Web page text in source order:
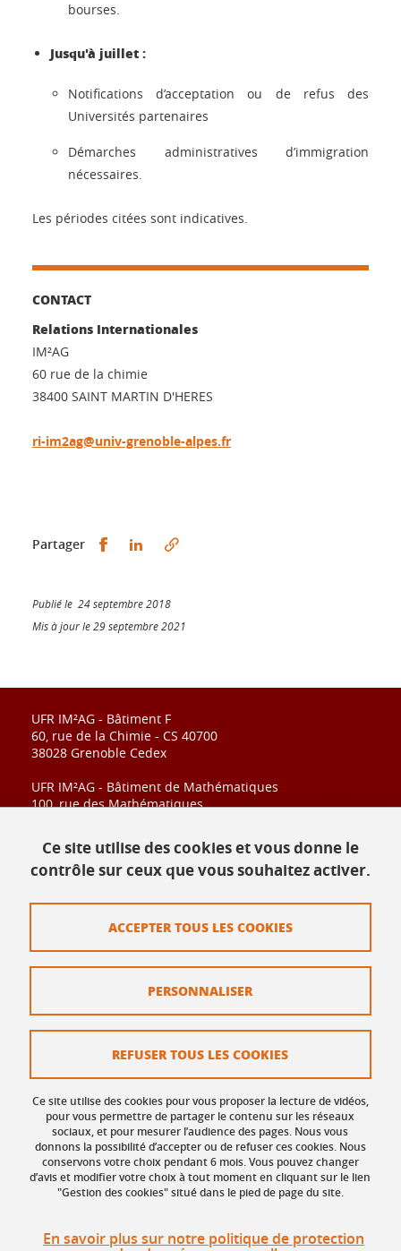
bourses.
Jusqu'à juillet :
Notifications d’acceptation ou de refus des
Universités partenaires
Démarches administratives d’immigration
nécessaires.
Les périodes citées sont indicatives.
CONTACT
Relations Internationales
IM²AG
60 rue de la chimie
38400 SAINT MARTIN D'HERES
ri-im2ag@univ-grenoble-alpes.fr
Partager Partager sur Facebook
Partager sur LinkedIn
Publié le 24 septembre 2018
Mis à jour le 29 septembre 2021
UFR IM²AG - Bâtiment F
60, rue de la Chimie - CS 40700
38028 Grenoble Cedex
UFR IM²AG - Bâtiment de Mathématiques
100, rue des Mathématiques
38028 Grenoble Cedex
Contact
Mentions légales
Politique des Cookies
Gestion des cookies
Accessibilité : non conforme
Ce site utilise des cookies et vous donne le
contrôle sur ceux que vous souhaitez activer.
Ce site utilise des cookies pour vous proposer la lecture de vidéos,
pour vous permettre de partager le contenu sur les réseaux
sociaux, et pour mesurer l’audience des pages. Nous vous
donnons la possibilité d’accepter ou de refuser ces cookies. Nous
conservons votre choix pendant 6 mois. Vous pouvez changer
d’avis et modifier votre choix à tout moment en cliquant sur le lien
"Gestion des cookies" situé dans le pied de page du site.
En savoir plus sur notre politique de protection
ACCEPTER TOUS LES COOKIES
REFUSER TOUS LES COOKIES
PERSONNALISER